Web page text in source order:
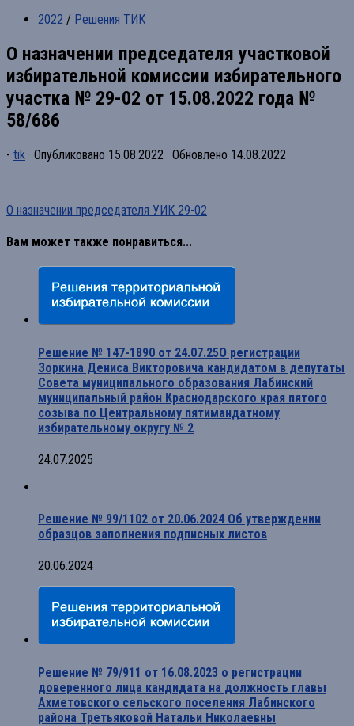
2022 / Решения ТИК
О назначении председателя участковой
избирательной комиссии избирательного
участка № 29-02 от 15.08.2022 года №
58/686
- tik · Опубликовано 15.08.2022 · Обновлено 14.08.2022
О назначении председателя УИК 29-02
Вам может также понравиться...
Решение № 147-1890 от 24.07.25О регистрации
Зоркина Дениса Викторовича кандидатом в депутаты
Совета муниципального образования Лабинский
муниципальный район Краснодарского края пятого
созыва по Центральному пятимандатному
избирательному округу № 2
24.07.2025
Решение № 99/1102 от 20.06.2024 Об утверждении
образцов заполнения подписных листов
20.06.2024
Решение № 79/911 от 16.08.2023 о регистрации
доверенного лица кандидата на должность главы
Ахметовского сельского поселения Лабинского
района Третьяковой Натальи Николаевны